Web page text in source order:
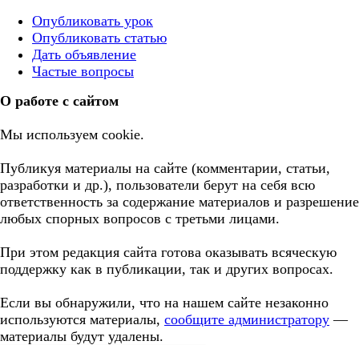
Опубликовать урок
Опубликовать статью
Дать объявление
Частые вопросы
О работе с сайтом
Мы используем cookie.
Публикуя материалы на сайте (комментарии, статьи,
разработки и др.), пользователи берут на себя всю
ответственность за содержание материалов и разрешение
любых спорных вопросов с третьми лицами.
При этом редакция сайта готова оказывать всяческую
поддержку как в публикации, так и других вопросах.
Если вы обнаружили, что на нашем сайте незаконно
используются материалы, сообщите администратору —
материалы будут удалены.